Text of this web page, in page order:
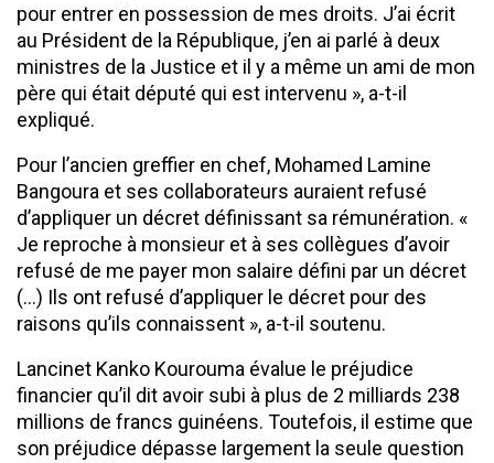
pour entrer en possession de mes droits. J’ai écrit
au Président de la République, j’en ai parlé à deux
ministres de la Justice et il y a même un ami de mon
père qui était député qui est intervenu », a-t-il
expliqué.
Pour l’ancien greffier en chef, Mohamed Lamine
Bangoura et ses collaborateurs auraient refusé
d’appliquer un décret définissant sa rémunération. «
Je reproche à monsieur et à ses collègues d’avoir
refusé de me payer mon salaire défini par un décret
(…) Ils ont refusé d’appliquer le décret pour des
raisons qu’ils connaissent », a-t-il soutenu.
Lancinet Kanko Kourouma évalue le préjudice
financier qu’il dit avoir subi à plus de 2 milliards 238
millions de francs guinéens. Toutefois, il estime que
son préjudice dépasse largement la seule question